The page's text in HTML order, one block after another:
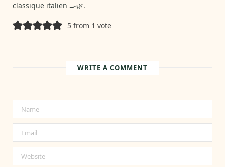
classique italien 🍳🌿.
5 from 1 vote
WRITE A COMMENT